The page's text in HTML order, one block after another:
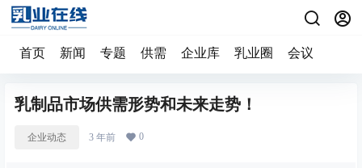
首页 新闻 专题 供需 企业库 乳业圈 会议
乳制品市场供需形势和未来走势！
企业动态 3 年前 0